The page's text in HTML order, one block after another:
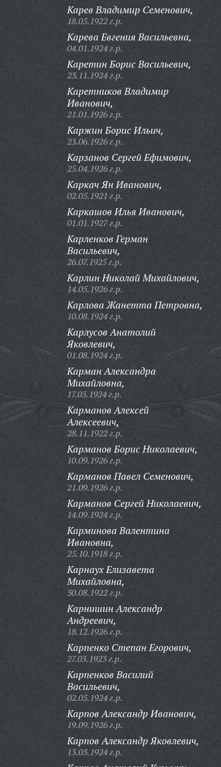
Карев Владимир Семенович,
18.05.1922 г.р.
Карева Евгения Васильевна,
04.01.1924 г.р.
Каретин Борис Васильевич,
23.11.1924 г.р.
Каретников Владимир
Иванович,
21.01.1926 г.р.
Каржин Борис Ильич,
23.06.1926 г.р.
Карзанов Сергей Ефимович,
25.04.1926 г.р.
Каркач Ян Иванович,
02.05.1921 г.р.
Каркашов Илья Иванович,
01.01.1927 г.р.
Карленков Герман
Васильевич,
26.07.1925 г.р.
Карлин Николай Михайлович,
14.05.1926 г.р.
Карлова Жанетта Петровна,
10.08.1924 г.р.
Карлусов Анатолий
Яковлевич,
01.08.1924 г.р.
Карман Александра
Михайловна,
17.03.1924 г.р.
Карманов Алексей
Алексеевич,
28.11.1922 г.р.
Карманов Борис Николаевич,
10.09.1926 г.р.
Карманов Павел Семенович,
21.09.1926 г.р.
Карманов Сергей Николаевич,
14.09.1924 г.р.
Карминова Валентина
Ивановна,
25.10.1918 г.р.
Карнаух Елизавета
Михайловна,
30.08.1922 г.р.
Карнишин Александр
Андреевич,
18.12.1926 г.р.
Карпенко Степан Егорович,
27.03.1923 г.р.
Карпенков Василий
Васильевич,
02.05.1924 г.р.
Карпов Александр Иванович,
19.09.1926 г.р.
Карпов Александр Яковлевич,
13.03.1924 г.р.